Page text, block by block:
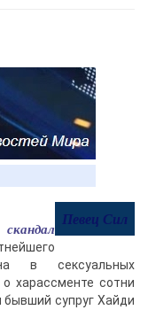
Певец Сил
в сексуальных
харассменте сотни
супруг Хайди